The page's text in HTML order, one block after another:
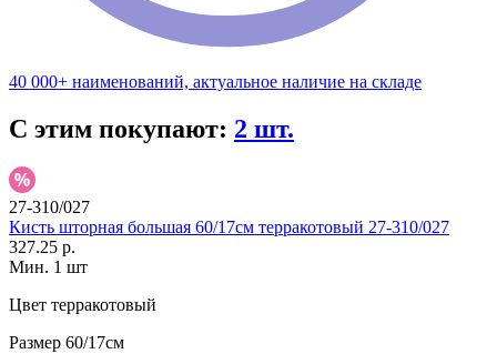
40 000+ наименований, актуальное наличие на складе
С этим покупают: 2 шт.
27-310/027
Кисть шторная большая 60/17см терракотовый 27-310/027
327.25 р.
Мин. 1 шт
Цвет терракотовый
Размер 60/17см